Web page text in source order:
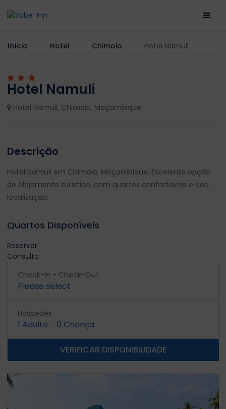
Início Hotel Chimoio Hotel Namuli
Hotel Namuli
Hotel Namuli, Chimoio, Moçambique
Descrição
Hotel Namuli em Chimoio, Moçambique. Excelente opção
de alojamento turístico, com quartos confortáveis e boa
localização.
Quartos Disponíveis
Reservar
Consulta
Check-In - Check-Out
Please select
Hóspedes
1 Adulto - 0 Criança
VERIFICAR DISPONIBILIDADE